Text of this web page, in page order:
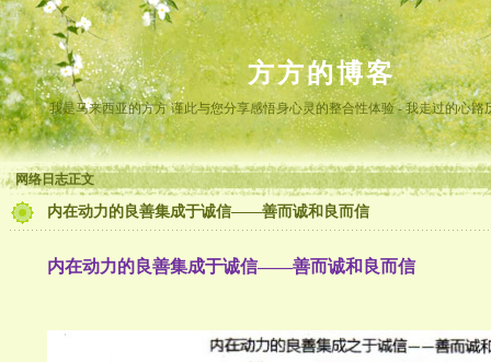
方方的博客
我是马来西亚的方方 谨此与您分享感悟身心灵的整合性体验 - 我走过的心路
网络日志正文
内在动力的良善集成于诚信——善而诚和良而信
内在动力的良善集成于诚信——善而诚和良而信